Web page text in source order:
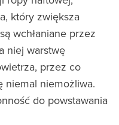
który zwiększa
wchłaniane przez
niej warstwę
przez co
niemal niemożliwa.
do powstawania